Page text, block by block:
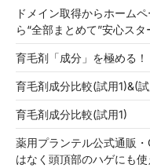
ドメイン取得からホーム
ら“全部まとめて”安心スタ
育毛剤「成分」を極める！
育毛剤成分比較(試用1)&(
育毛剤成分比較(試用1)
薬用プランテル公式通販
はなく頭頂部のハゲにも